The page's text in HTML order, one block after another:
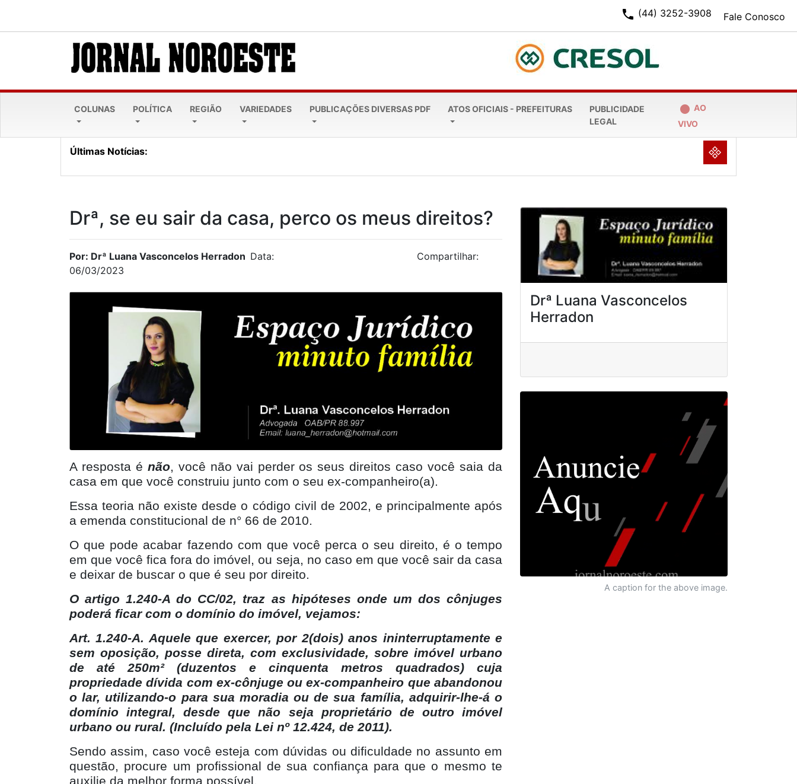
Fale Conosco
phone (44) 3252-3908
COLUNAS POLÍTICA REGIÃO VARIEDADES PUBLICAÇÕES DIVERSAS PDF ATOS OFICIAIS - PREFEITURAS
PUBLICIDADE
LEGAL
fiber_manual_record AO
VIVO
Últimas Notícias: NULL
Drª, se eu sair da casa, perco os meus direitos?
06/03/2023
A resposta é não
, você não vai perder os seus direitos caso você saia da
casa em que você construiu junto com o seu ex-companheiro(a).
Essa teoria não existe desde o código civil de 2002, e principalmente após
a emenda constitucional de n° 66 de 2010.
O que pode acabar fazendo com que você perca o seu direito, é o tempo
em que você fica fora do imóvel, ou seja, no caso em que você sair da casa
e deixar de buscar o que é seu por direito.
O artigo 1.240-A do CC/02, traz as hipóteses onde um dos cônjuges
poderá ficar com o domínio do imóvel, vejamos:
Art. 1.240-A. Aquele que exercer, por 2(dois) anos ininterruptamente e
sem oposição, posse direta, com exclusividade, sobre imóvel urbano
de até 250m² (duzentos e cinquenta metros quadrados) cuja
propriedade dívida com ex-cônjuge ou ex-companheiro que abandonou
o lar, utilizando-o para sua moradia ou de sua família, adquirir-lhe-á o
domínio integral, desde que não seja proprietário de outro imóvel
urbano ou rural. (Incluído pela Lei nº 12.424, de 2011).
Sendo assim, caso você esteja com dúvidas ou dificuldade no assunto em
questão, procure um profissional de sua confiança para que o mesmo te
auxilie da melhor forma possível.
Drª Luana Vasconcelos
Herradon
A caption for the above image.